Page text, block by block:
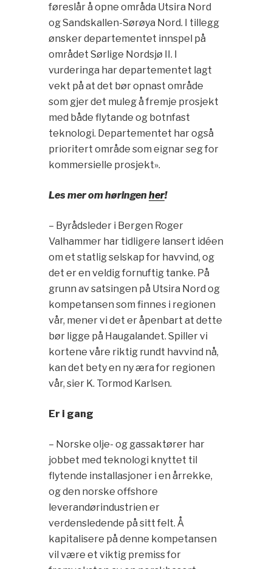
føreslår å opne områda Utsira Nord
og Sandskallen-Sørøya Nord. I tillegg
ønsker departementet innspel på
området Sørlige Nordsjø II. I
vurderinga har departementet lagt
vekt på at det bør opnast område
som gjer det muleg å fremje prosjekt
med både flytande og botnfast
teknologi. Departementet har også
prioritert område som eignar seg for
kommersielle prosjekt».
Les mer om høringenher!
– Byrådsleder i Bergen Roger
Valhammer har tidligere lansert idéen
om et statlig selskap for havvind, og
det er en veldig fornuftig tanke. På
grunn av satsingen på Utsira Nord og
kompetansen som finnes i regionen
vår, mener vi det er åpenbart at dette
bør ligge på Haugalandet. Spiller vi
kortene våre riktig rundt havvind nå,
kan det bety en ny æra for regionen
vår, sier K. Tormod Karlsen.
Er i gang
– Norske olje- og gassaktører har
jobbet med teknologi knyttet til
flytende installasjoner i en årrekke,
og den norske offshore
leverandørindustrien er
verdensledende på sitt felt. Å
kapitalisere på denne kompetansen
vil være et viktig premiss for